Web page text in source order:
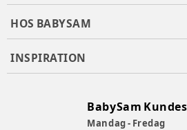
HOS BABYSAM
INSPIRATION
BabySam
Mandag - Fredag